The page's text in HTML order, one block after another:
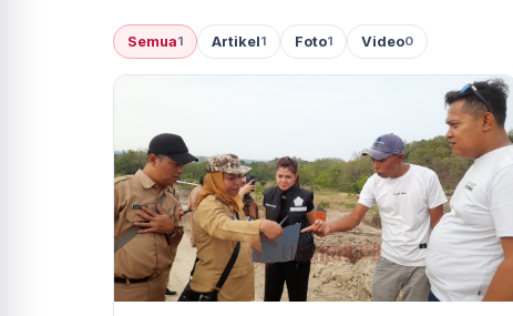
Semua1 Artikel1 Foto1 Video0